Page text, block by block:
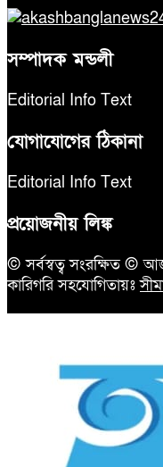
সম্পাদক মন্ডলী
Editorial Info Text
যোগাযোগের ঠিকানা
Editorial Info Text
প্রয়োজনীয় লিঙ্ক
© সর্বস্বত্ব সংরক্ষিত ©
কারিগরি সহযোগিতায়ঃ